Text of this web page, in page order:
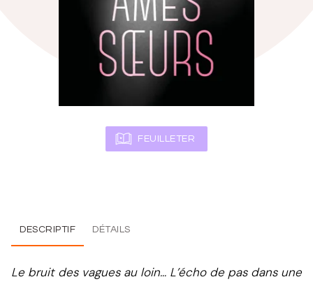
FEUILLETER
DESCRIPTIF DÉTAILS
Le bruit des vagues au loin… L’écho de pas dans une